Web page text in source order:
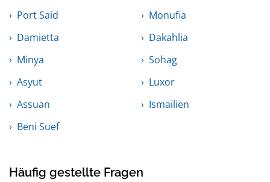
Port Said
Monufia
Damietta
Dakahlia
Minya
Sohag
Asyut
Luxor
Assuan
Ismailien
Beni Suef
Häufig gestellte Fragen